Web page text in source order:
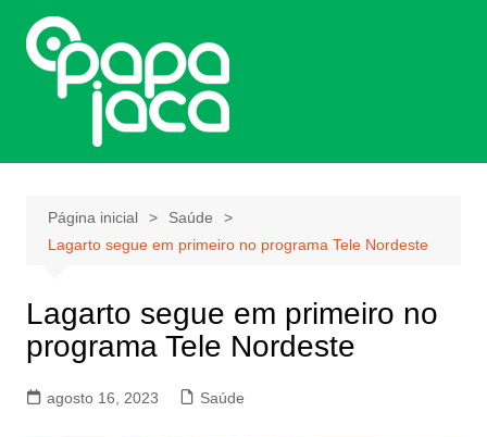
para
conteúdo
Página inicial
Saúde
Lagarto segue em primeiro no programa Tele Nordeste
Lagarto segue em primeiro no
programa Tele Nordeste
agosto 16, 2023 Saúde